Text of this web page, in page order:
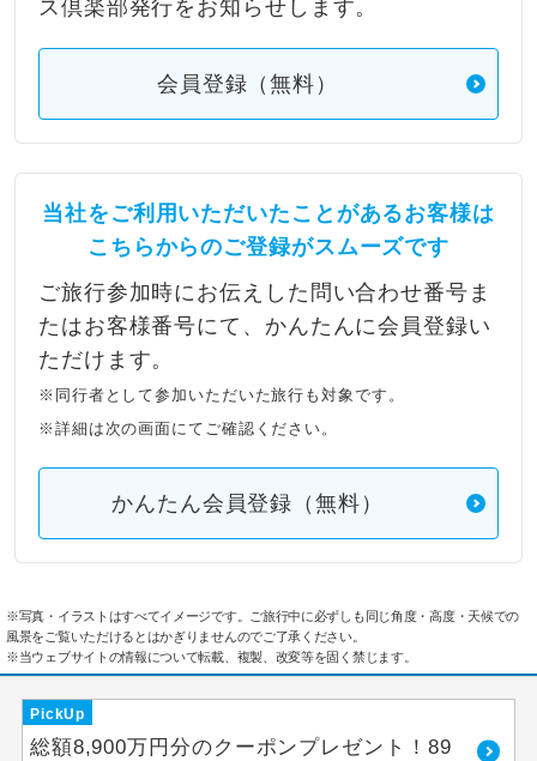
ス倶楽部発行をお知らせします。
会員登録（無料）
当社をご利用いただいたことがあるお客様は
こちらからのご登録がスムーズです
ご旅行参加時にお伝えした問い合わせ番号ま
たはお客様番号にて、かんたんに会員登録い
ただけます。
※同行者として参加いただいた旅行も対象です。
※詳細は次の画面にてご確認ください。
かんたん会員登録（無料）
※写真・イラストはすべてイメージです。ご旅行中に必ずしも同じ角度・高度・天候での
風景をご覧いただけるとはかぎりませんのでご了承ください。
※当ウェブサイトの情報について転載、複製、改変等を固く禁じます。
PickUp
総額8,900万円分のクーポンプレゼント！89